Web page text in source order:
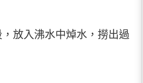
放入沸水中焯水，撈出過